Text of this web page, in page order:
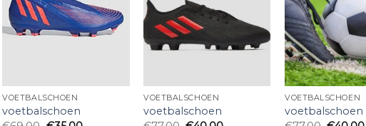
VOETBALSCHOEN
voetbalschoen
VOETBALSCHOEN
voetbalschoen
VOETBALSCHOEN
voetbalschoen